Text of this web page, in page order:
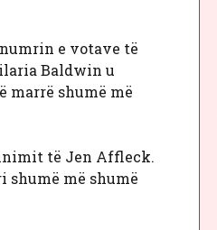
e votave të
Baldwin u
marrë shumë më
të Jen Affleck.
shumë më shumë